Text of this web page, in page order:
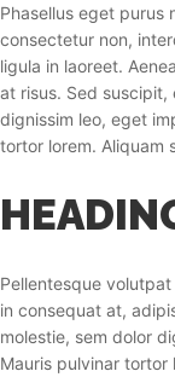
Phasellus eget purus
consectetur non,
ligula in laoreet.
at risus. Sed suscipit,
dignissim leo, eget
tortor lorem. Aliquam
Pellentesque
in consequat at,
molestie, sem dolor
Mauris pulvinar tortor